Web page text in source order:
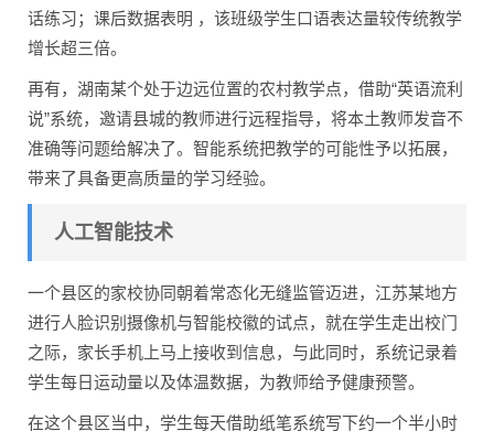
话练习；课后数据表明 ，该班级学生口语表达量较传统教学
增长超三倍。
再有，湖南某个处于边远位置的农村教学点，借助“英语流利
说”系统，邀请县城的教师进行远程指导，将本土教师发音不
准确等问题给解决了。智能系统把教学的可能性予以拓展，
带来了具备更高质量的学习经验。
人工智能技术
一个县区的家校协同朝着常态化无缝监管迈进，江苏某地方
进行人脸识别摄像机与智能校徽的试点，就在学生走出校门
之际，家长手机上马上接收到信息，与此同时，系统记录着
学生每日运动量以及体温数据，为教师给予健康预警。
在这个县区当中，学生每天借助纸笔系统写下约一个半小时